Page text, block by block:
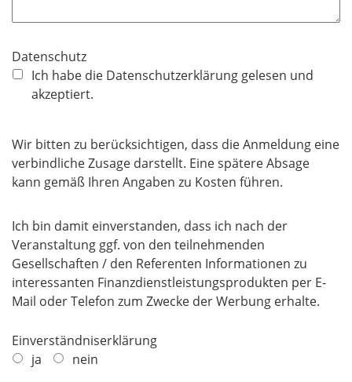
Datenschutz
Ich habe die Datenschutzerklärung gelesen und
akzeptiert.
Wir bitten zu berücksichtigen, dass die Anmeldung eine
verbindliche Zusage darstellt. Eine spätere Absage
kann gemäß Ihren Angaben zu Kosten führen.
Ich bin damit einverstanden, dass ich nach der
Veranstaltung ggf. von den teilnehmenden
Gesellschaften / den Referenten Informationen zu
interessanten Finanzdienstleistungsprodukten per E-
Mail oder Telefon zum Zwecke der Werbung erhalte.
Einverständniserklärung
ja
nein